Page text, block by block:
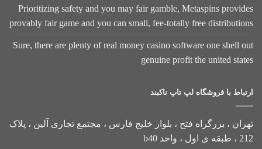
Prioritizing safety and you may fair gamble, Metaspins provides
provably fair game and you can small, fee-totally free distributions
Sure, there are plenty of real money casino software one shell out
genuine profit the united states
ارتباط با فروشگاه لپ تاپ ناکبند
تهران ، بزرگراه فتح ، بلوار خلیج فارس ، مجتمع تجاری آلین ، پلاک
212 ، طبقه ی اول ، واحد b40